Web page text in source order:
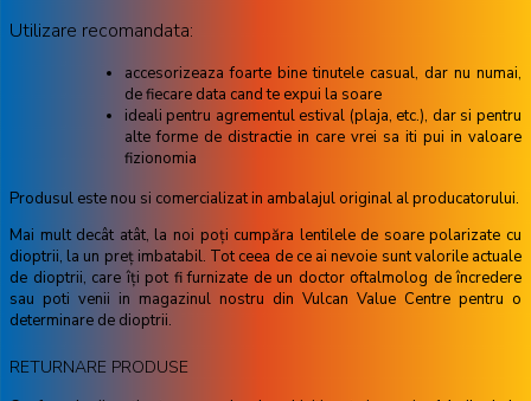
Utilizare recomandata:
accesorizeaza foarte bine tinutele casual, dar nu numai,
de fiecare data cand te expui la soare
ideali pentru agrementul estival (plaja, etc.), dar si pentru
alte forme de distractie in care vrei sa iti pui in valoare
fizionomia
Produsul este nou si comercializat in ambalajul original al producatorului.
Mai mult decât atât, la noi poţi cumpăra lentilele de soare polarizate cu
dioptrii, la un preţ imbatabil. Tot ceea de ce ai nevoie sunt valorile actuale
de dioptrii, care îţi pot fi furnizate de un doctor oftalmolog de încredere
sau poti venii in magazinul nostru din Vulcan Value Centre pentru o
determinare de dioptrii.
RETURNARE PRODUSE